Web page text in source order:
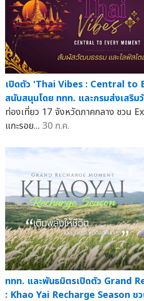
เปิดตัว 'Thai Vibes : Central to
สนับสนุนโดย ททท. และกรมส่งเสริม
ท่องเที่ยว 17 จังหวัดภาคกลาง ชวน
แกะรอย... 30 ก.ค.
ททท. และพันธมิตรเปิดตัว Grand
: Khao Yai Recharge Season ช